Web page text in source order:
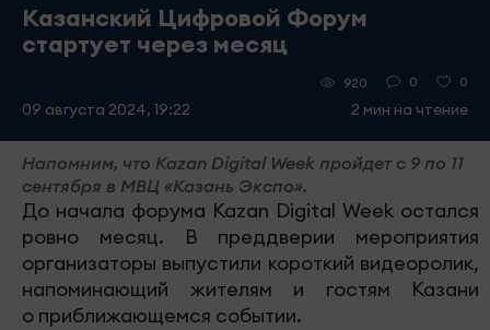
Казанский Цифровой Форум
стартует через месяц
09 августа 2024, 19:22
920 0 0
2 мин на чтение
Напомним, что Kazan Digital Week пройдет с 9 по 11
сентября в МВЦ «Казань Экспо».
До начала форума Kazan Digital Week остался
ровно месяц. В преддверии мероприятия
организаторы выпустили короткий видеоролик,
напоминающий жителям и гостям Казани
о приближающемся событии.